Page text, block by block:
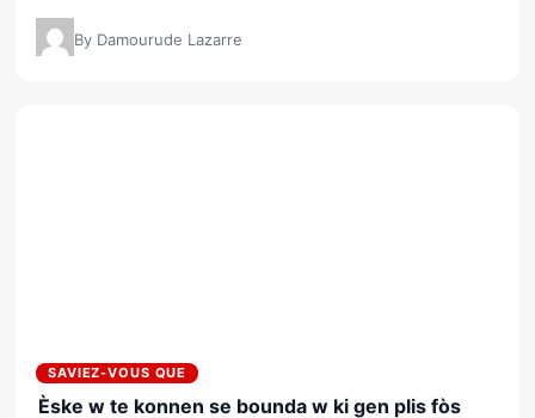
By Damourude Lazarre
SAVIEZ-VOUS QUE
Èske w te konnen se bounda w ki gen plis fòs